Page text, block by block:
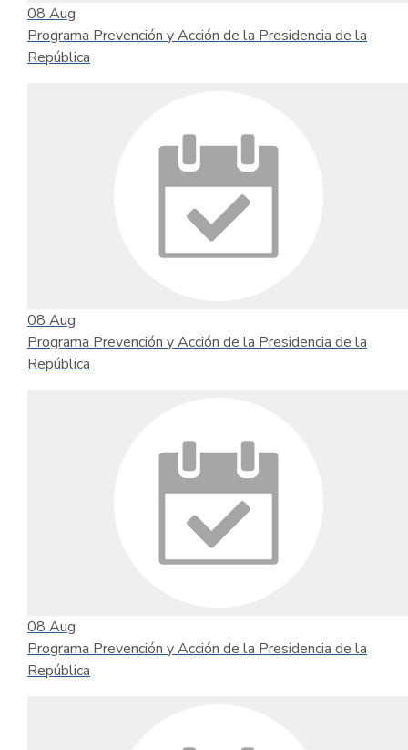
08 Aug
Programa Prevención y Acción de la Presidencia de la
República
08 Aug
Programa Prevención y Acción de la Presidencia de la
República
08 Aug
Programa Prevención y Acción de la Presidencia de la
República